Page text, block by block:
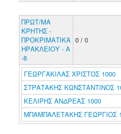
ΠΡΩΤ/ΜΑ
ΚΡΗΤΗΣ -
ΠΡΟΚΡΙΜΑΤΙΚΑ
ΗΡΑΚΛΕΙΟΥ - Α
-8
0 / 0
ΓΕΩΡΓΑΚΙΛΑΣ ΧΡΙΣΤΟΣ 1000
ΣΤΡΑΤΑΚΗΣ ΚΩΝΣΤΑΝΤΙΝΟΣ
ΚΕΛΙΡΗΣ ΑΝΔΡΕΑΣ 1000
ΜΠΑΜΠΑΛΕΤΑΚΗΣ ΓΕΩΡΓΙΟΣ